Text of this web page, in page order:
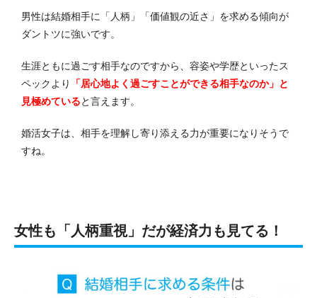
男性は結婚相手に「人柄」「価値観の近さ」を求める傾向が
ダントツに強いです。
生涯ともに過ごす相手なのですから、容姿や学歴といったス
ペックより
「居心地よく過ごすことができる相手なのか」と
見極めていると言えます。
婚活女子は、相手を理解し寄り添える力が重要になりそうで
すね。
女性も「人柄重視」だが経済力も見てる！